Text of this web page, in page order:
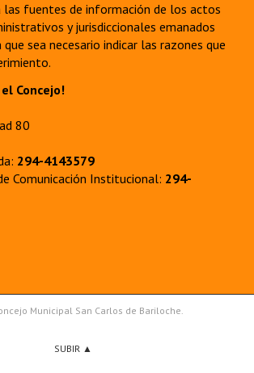
las fuentes de información de los actos
y jurisdiccionales emanados
sea necesario indicar las razones que
Concejo!
80
294-4143579
Comunicación Institucional: 294-
Municipal San Carlos de Bariloche.
SUBIR ▲